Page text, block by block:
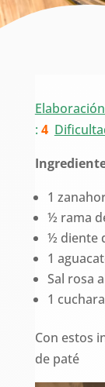
: 4
1
½ rama
½ diente
1
Sal rosa
1
Con estos
de paté